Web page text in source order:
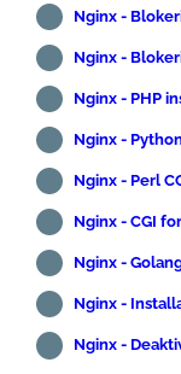
Nginx -
Nginx -
Nginx - PHP
Nginx -
Nginx - Perl
Nginx - CGI
Nginx -
Nginx -
Nginx -